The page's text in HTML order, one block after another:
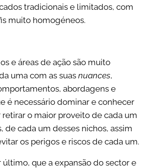
tradicionais e limitados, com
muito homogéneos.
e áreas de ação são muito
uma com as suas nuances,
abordagens e
é necessário dominar e conhecer
o maior proveito de cada um
de cada um desses nichos, assim
os perigos e riscos de cada um.
último, que a expansão do sector e